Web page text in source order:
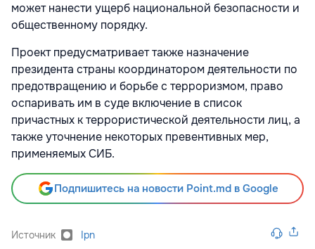
может нанести ущерб национальной безопасности и
общественному порядку.
Проект предусматривает также назначение
президента страны координатором деятельности по
предотвращению и борьбе с терроризмом, право
оспаривать им в суде включение в список
причастных к террористической деятельности лиц, а
также уточнение некоторых превентивных мер,
применяемых СИБ.
Подпишитесь на новости Point.md в Google
Источник Ipn